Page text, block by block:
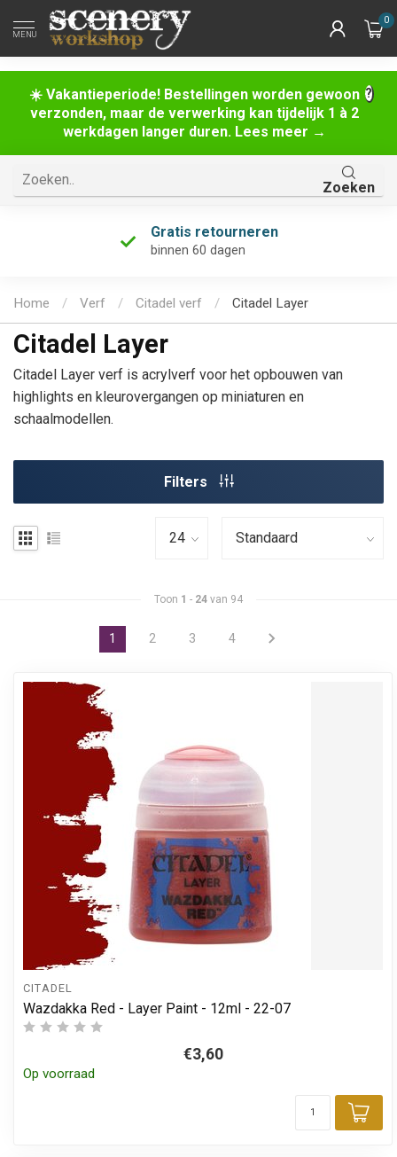
☀️ Vakantieperiode! Bestellingen worden gewoon
verzonden, maar de verwerking kan tijdelijk 1 à 2
werkdagen langer duren. Lees meer →
MENU
0
Zoeken
Uniek assortiment
én de grootste van Nederland!
Home / Verf / Citadel verf / Citadel Layer
Citadel Layer
Citadel Layer verf is acrylverf voor het opbouwen van
highlights en kleurovergangen op miniaturen en
schaalmodellen.
Filters
CITADEL
Wazdakka Red - Layer Paint - 12ml - 22-07
€3,60
Op voorraad
Toon 1 - 24 van 94
1 2 3 4